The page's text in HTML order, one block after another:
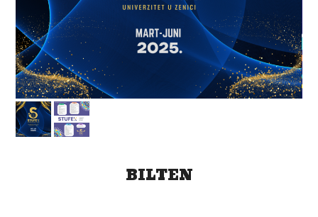
BILTEN